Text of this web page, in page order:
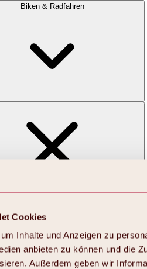
Cookies
Inhalte und Anzeigen zu
anbieten zu können und die
Außerdem geben wir
Biken & Radfahren